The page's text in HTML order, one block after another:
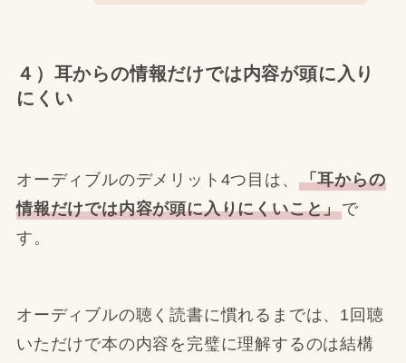
４）耳からの情報だけでは内容が頭に入り
にくい
オーディブルのデメリット4つ目は、 「耳からの
情報だけでは内容が頭に入りにくいこと」で
す。
オーディブルの聴く読書に慣れるまでは、1回聴
いただけで本の内容を完璧に理解するのは結構